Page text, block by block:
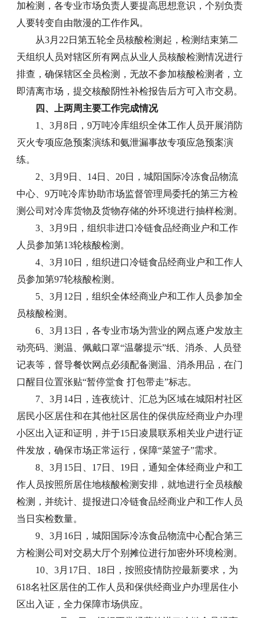
加检测，各专业市场负责人要提高思想意识，个别负责
人要转变自由散漫的工作作风。
从3月22日第五轮全员核酸检测起，检测结束第二
天组织人员对辖区所有网点从业人员核酸检测情况进行
排查，确保辖区全员检测，无故不参加核酸检测者，立
即清离市场，提交核酸阴性补检报告后方可入市交易。
四、上两周主要工作完成情况
1、3月8日，9万吨冷库组织全体工作人员开展消防
灭火专项应急预案演练和氨泄漏事故专项应急预案演
练。
2、3月9日、14日、20日，城阳国际冷冻食品物流
中心、9万吨冷库协助市场监督管理局委托的第三方检
测公司对冷库货物及货物存储的外环境进行抽样检测。
3、3月9日，组织非进口冷链食品经商业户和工作
人员参加第13轮核酸检测。
4、3月10日，组织进口冷链食品经商业户和工作人
员参加第97轮核酸检测。
5、3月12日，组织全体经商业户和工作人员参加全
员核酸检测。
6、3月13日，各专业市场为营业的网点逐户发放主
动亮码、测温、佩戴口罩“温馨提示”纸、消杀、人员登
记表等，督导餐饮网点必须配备测温、消杀用品，在门
口醒目位置张贴“暂停堂食 打包带走”标志。
7、3月14日，连夜统计、汇总为区域在城阳村社区
居民小区居住和在其他社区居住的保供应经商业户办理
小区出入证和证明，并于15日凌晨联系相关业户进行证
件发放，确保市场正常运行，保障“菜篮子”需求。
8、3月15日、17日、19日，通知全体经商业户和工
作人员按照所居住地核酸检测安排，就地进行全员核酸
检测，并统计、提报进口冷链食品经商业户和工作人员
当日实检数量。
9、3月16日，城阳国际冷冻食品物流中心配合第三
方检测公司对交易大厅个别摊位进行加密外环境检测。
10、3月17日、18日，按照疫情防控最新要求，为
618名社区居住的工作人员和保供经商业户办理居住小
区出入证，全力保障市场供应。